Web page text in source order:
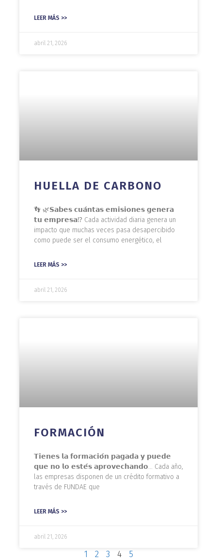
LEER MÁS >>
abril 21, 2026
HUELLA DE CARBONO
👣 🌿𝗦𝗮𝗯𝗲𝘀 𝗰𝘂𝗮́𝗻𝘁𝗮𝘀 𝗲𝗺𝗶𝘀𝗶𝗼𝗻𝗲𝘀 𝗴𝗲𝗻𝗲𝗿𝗮
𝘁𝘂 𝗲𝗺𝗽𝗿𝗲𝘀𝗮⁉️ Cada actividad diaria genera un
impacto que muchas veces pasa desapercibido
como puede ser el consumo energético, el
LEER MÁS >>
abril 21, 2026
FORMACIÓN
𝗧𝗶𝗲𝗻𝗲𝘀 𝗹𝗮 𝗳𝗼𝗿𝗺𝗮𝗰𝗶𝗼́𝗻 𝗽𝗮𝗴𝗮𝗱𝗮 𝘆 𝗽𝘂𝗲𝗱𝗲
𝗾𝘂𝗲 𝗻𝗼 𝗹𝗼 𝗲𝘀𝘁𝗲́𝘀 𝗮𝗽𝗿𝗼𝘃𝗲𝗰𝗵𝗮𝗻𝗱𝗼… Cada año,
las empresas disponen de un crédito formativo a
través de FUNDAE que
LEER MÁS >>
abril 21, 2026
1 2 3 4 5